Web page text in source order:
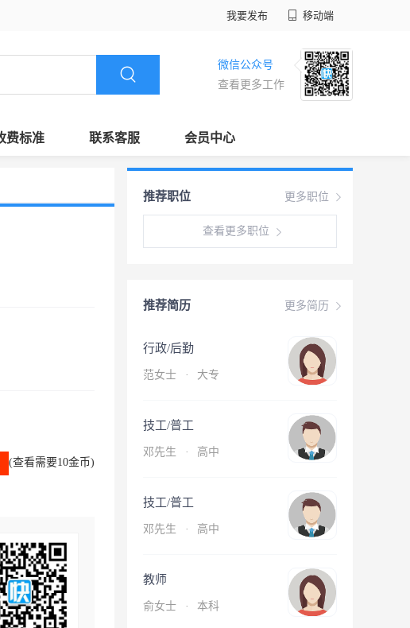
我要发布 移动端
微信公众号
查看更多工作
费标准 联系客服 会员中心
(查看需要10金币)
更多职位
推荐职位
查看更多职位
更多简历
推荐简历
行政/后勤
范女士 · 大专
技工/普工
邓先生 · 高中
技工/普工
邓先生 · 高中
教师
俞女士 · 本科